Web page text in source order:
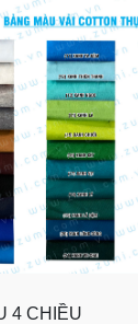
4 CHIỀU